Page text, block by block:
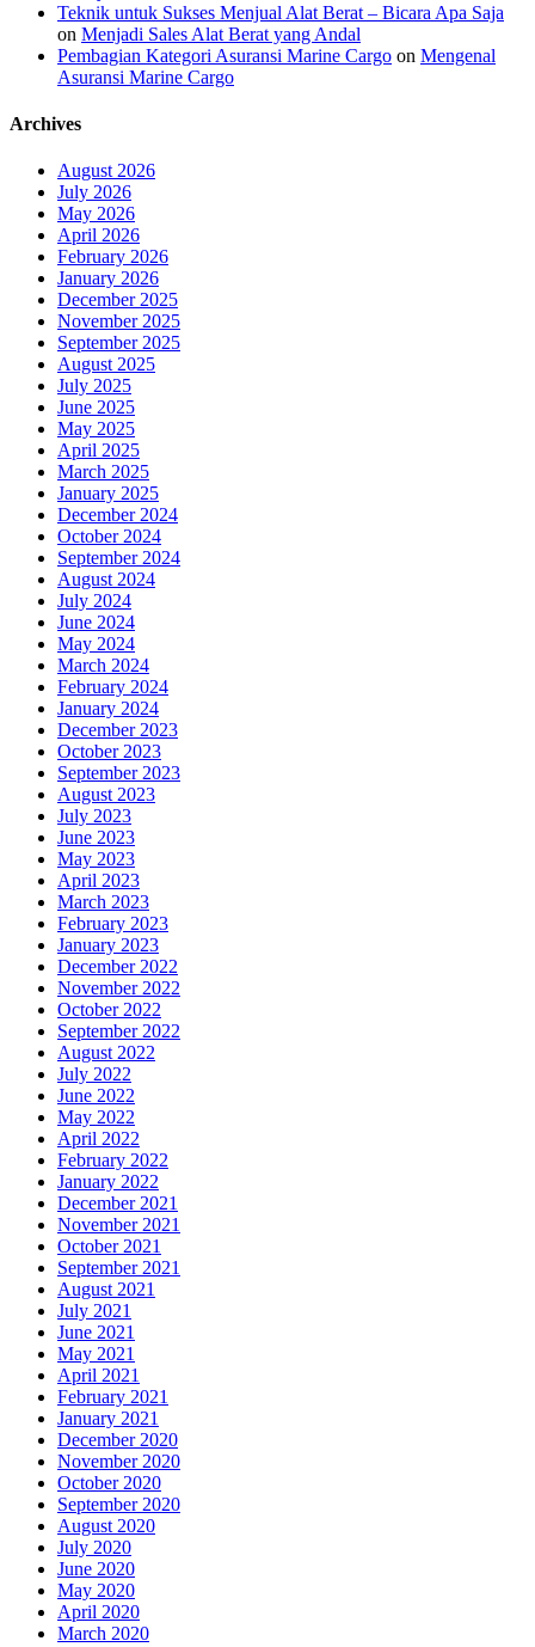
Teknik untuk Sukses Menjual Alat Berat – Bicara Apa Saja
on Menjadi Sales Alat Berat yang Andal
Pembagian Kategori Asuransi Marine Cargo on Mengenal
Asuransi Marine Cargo
Archives
August 2026
July 2026
May 2026
April 2026
February 2026
January 2026
December 2025
November 2025
September 2025
August 2025
July 2025
June 2025
May 2025
April 2025
March 2025
January 2025
December 2024
October 2024
September 2024
August 2024
July 2024
June 2024
May 2024
March 2024
February 2024
January 2024
December 2023
October 2023
September 2023
August 2023
July 2023
June 2023
May 2023
April 2023
March 2023
February 2023
January 2023
December 2022
November 2022
October 2022
September 2022
August 2022
July 2022
June 2022
May 2022
April 2022
February 2022
January 2022
December 2021
November 2021
October 2021
September 2021
August 2021
July 2021
June 2021
May 2021
April 2021
February 2021
January 2021
December 2020
November 2020
October 2020
September 2020
August 2020
July 2020
June 2020
May 2020
April 2020
March 2020